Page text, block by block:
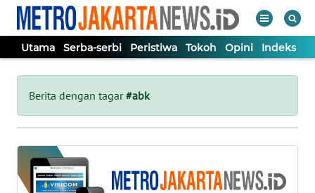
Utama Serba-serbi Peristiwa Tokoh Opini Indeks
Berita dengan tagar#abk
Tutup
UTAMA
SERBA-
SERBI